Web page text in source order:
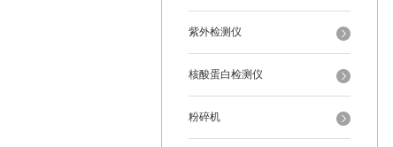
紫外检测仪
核酸蛋白检测仪
粉碎机